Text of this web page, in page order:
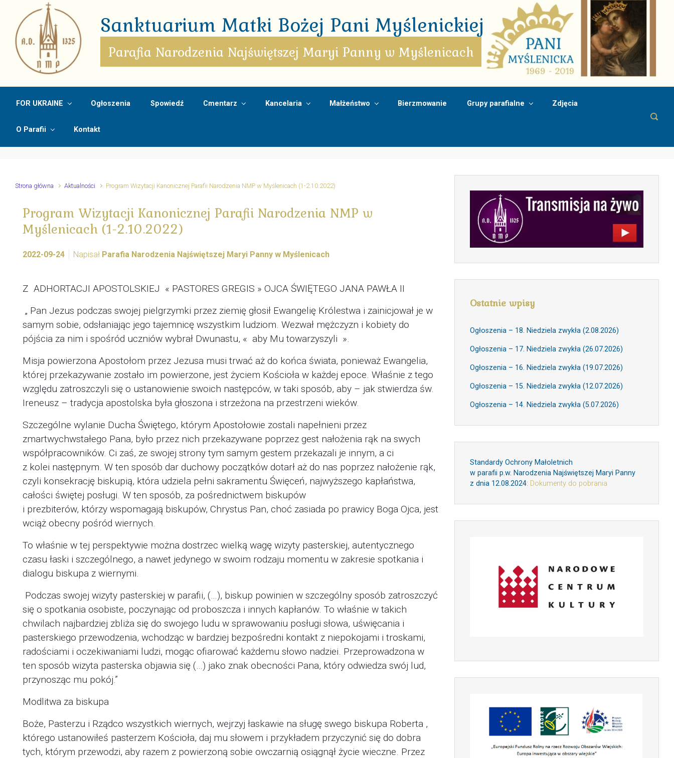
Skip to main content
Sanktuarium Matki Bożej Pani Myślenickiej
Parafia Narodzenia Najświętszej Maryi Panny w Myślenicach
FOR UKRAINE Ogłoszenia Spowiedź Cmentarz Kancelaria Małżeństwo Bierzmowanie Grupy parafialne Zdjęcia
O Parafii Kontakt
Strona główna Aktualności Program Wizytacji Kanonicznej Parafii Narodzenia NMP w Myślenicach (1-2.10.2022)
Program Wizytacji Kanonicznej Parafii Narodzenia NMP w
Myślenicach (1-2.10.2022)
2022-09-24 Napisał Parafia Narodzenia Najświętszej Maryi Panny w Myślenicach
Z ADHORTACJI APOSTOLSKIEJ « PASTORES GREGIS » OJCA ŚWIĘTEGO JANA PAWŁA II
„ Pan Jezus podczas swojej pielgrzymki przez ziemię głosił Ewangelię Królestwa i zainicjował je w
samym sobie, odsłaniając jego tajemnicę wszystkim ludziom. Wezwał mężczyzn i kobiety do
pójścia za nim i spośród uczniów wybrał Dwunastu, « aby Mu towarzyszyli ».
Misja powierzona Apostołom przez Jezusa musi trwać aż do końca świata, ponieważ Ewangelia,
której przekazywanie zostało im powierzone, jest życiem Kościoła w każdej epoce. Właśnie z tego
względu zatroszczyli się o ustanowienie swoich następców, w taki sposób, aby – jak stwierdza św.
Ireneusz – tradycja apostolska była głoszona i strzeżona na przestrzeni wieków.
Szczególne wylanie Ducha Świętego, którym Apostołowie zostali napełnieni przez
zmartwychwstałego Pana, było przez nich przekazywane poprzez gest nałożenia rąk na swych
współpracowników. Ci zaś, ze swojej strony tym samym gestem przekazali je innym, a ci
z kolei następnym. W ten sposób dar duchowy początków dotarł aż do nas poprzez nałożenie rąk,
czyli konsekrację biskupią, która udziela pełni sakramentu Święceń, najwyższego kapłaństwa,
całości świętej posługi. W ten sposób, za pośrednictwem biskupów
i prezbiterów, którzy wspomagają biskupów, Chrystus Pan, choć zasiada po prawicy Boga Ojca, jest
wciąż obecny pośród wiernych.
To właśnie w tej perspektywie można dostrzec wielką wagę wizyty pasterskiej, autentycznego
czasu łaski i szczególnego, a nawet jedynego w swoim rodzaju momentu w zakresie spotkania i
dialogu biskupa z wiernymi.
Podczas swojej wizyty pasterskiej w parafii, (…), biskup powinien w szczególny sposób zatroszczyć
się o spotkania osobiste, poczynając od proboszcza i innych kapłanów. To właśnie w takich
chwilach najbardziej zbliża się do swojego ludu w sprawowaniu posługi słowa, uświęcania i
pasterskiego przewodzenia, wchodząc w bardziej bezpośredni kontakt z niepokojami i troskami,
radościami i oczekiwaniami ludzi, mogąc ofiarować każdemu słowo nadziei. Przeprowadzona w
ten sposób wizyta pasterska objawia się (…) jako znak obecności Pana, który odwiedza swój lud,
przynosząc mu pokój.”
Modlitwa za biskupa
Boże, Pasterzu i Rządco wszystkich wiernych, wejrzyj łaskawie na sługę swego biskupa Roberta ,
którego ustanowiłeś pasterzem Kościoła, daj mu słowem i przykładem przyczynić się do dobra
tych, którym przewodzi, aby razem z powierzoną sobie owczarnią osiągnął życie wieczne. Przez
Ostatnie wpisy
Ogłoszenia – 18. Niedziela zwykła (2.08.2026)
Ogłoszenia – 17. Niedziela zwykła (26.07.2026)
Ogłoszenia – 16. Niedziela zwykła (19.07.2026)
Ogłoszenia – 15. Niedziela zwykła (12.07.2026)
Ogłoszenia – 14. Niedziela zwykła (5.07.2026)
Standardy Ochrony Małoletnich
w parafii p.w. Narodzenia Najświętszej Maryi Panny
z dnia 12.08.2024: Dokumenty do pobrania